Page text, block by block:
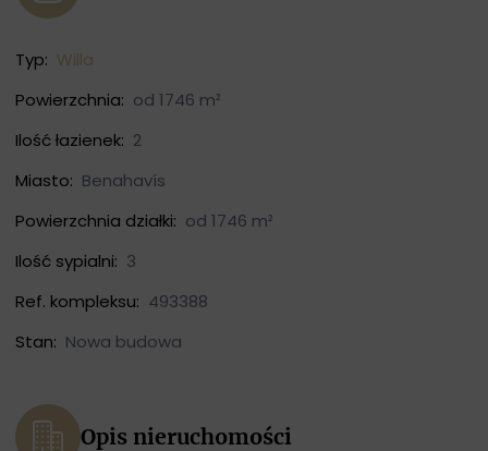
Typ: Willa
Powierzchnia: od 1746 m²
Ilość łazienek: 2
Miasto: Benahavís
Powierzchnia działki: od 1746 m²
Ilość sypialni: 3
Ref. kompleksu: 493388
Stan: Nowa budowa
Opis nieruchomości